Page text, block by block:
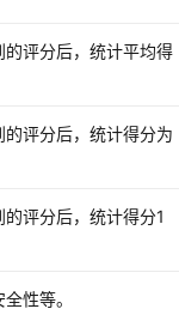
评分后，统计平均得
评分后，统计得分为
评分后，统计得分1
性等。